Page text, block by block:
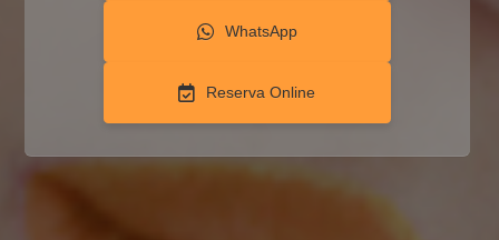
WhatsApp
Reserva Online